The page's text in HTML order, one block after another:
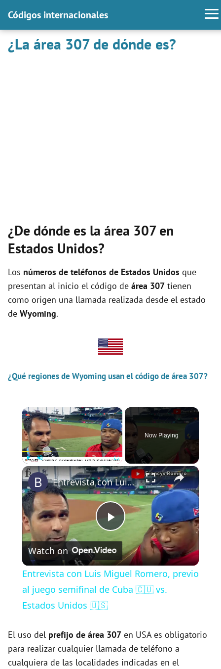
Códigos internacionales
¿La área 307 de dónde es?
¿De dónde es la área 307 en
Estados Unidos?
Los números de teléfonos de Estados Unidos que
presentan al inicio el código de área 307 tienen
como origen una llamada realizada desde el estado
de Wyoming.
¿Qué regiones de Wyoming usan el código de área 307?
×
Play Unmute Fullscreen
Now Playing
×
P
l
a
V
Entrevista con Luis Miguel Romero, previo al juego semifinal de Cuba 🇨🇺 vs. Estados Unidos 🇺🇸
Watch on
Entrevista con Luis Miguel Romero, previo
al juego semifinal de Cuba 🇨🇺 vs.
Estados Unidos 🇺🇸
El uso del prefijo de área 307 en USA es obligatorio
para realizar cualquier llamada de teléfono a
cualquiera de las localidades indicadas en el